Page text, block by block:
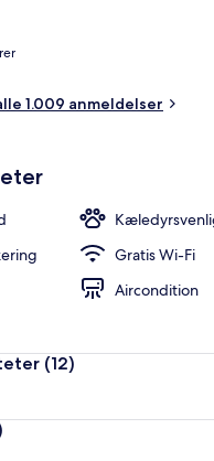
mikrobølgeovn. Rejsende
personale og
kun en kort gåtur fra
St.) ligger 3 minutter væk
3 minutter derfra.
1.009 anmeldelser
Gratis Wi-Fi
Aircondition
(12)